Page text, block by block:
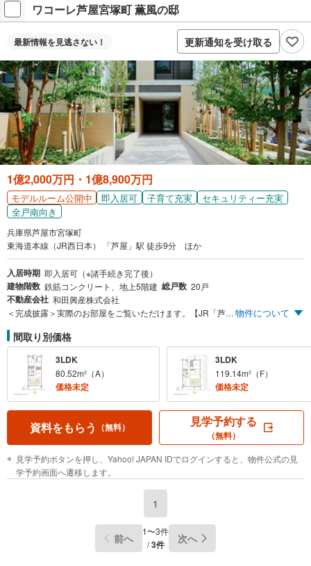
ワコーレ芦屋宮塚町 薫風の邸
最新情報を見逃さない！ 更新通知を受け取る
1億2,000万円・1億8,900万円
モデルルーム公開中 即入居可 子育て充実
セキュリティー充実
全戸南向き
兵庫県芦屋市宮塚町
東海道本線（JR西日本） 「芦屋」駅 徒歩9分 ほか
入居時期 即入居可（※諸手続き完了後）
建物階数 鉄筋コンクリート、地上5階建 総戸数 20戸
不動産会社 和田興産株式会社
＜完成披露＞実際のお部屋をご覧いただけます。【JR「芦屋」駅徒歩9分・全邸南向き】思い描いた芦屋に暮らす。瑞々しい並木通り沿いに、専有面積 71.14m²～119.14m²のゆとりの広さと全邸南向きの王道プランにて誕生。愛車を守る屋内平面駐車場もご用意。ZEH-M Oriented 評価を取得。 ふと、立ち寄りたくなる。ふと、立ち止まりたくなる。このゆとりこそ、芦屋。想像した通りの、芦屋に住む。それは、緑彩豊かな並木道。それは、整備された遊歩道。公園には、こどもたちの元気な姿。色とりどりのショップも、日常の風景（シーン）を彩るエッセンス。我が家と駅と職場の効率的な往復。そんなスタイルは似合わない。この街は、心惹かれるモノにあふれている。心のままに身をまかせる。そんなゆとりが、芦屋スタイル。思い描いた芦屋に暮らす、その選択肢をあなたに。物件について
間取り別価格
3LDK
80.52m²（A）
価格未定
3LDK
119.14m²（F）
価格未定
資料をもらう （無料） 見学予約する
（無料）
見学予約ボタンを押し、Yahoo! JAPAN IDでログインすると、物件公式の見
学予約画面へ遷移します。
1
前へ
1〜3件
/3件 次へ